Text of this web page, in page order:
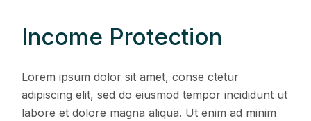
Income Protection
Lorem ipsum dolor sit amet, conse ctetur
adipiscing elit, sed do eiusmod tempor incididunt ut
labore et dolore magna aliqua. Ut enim ad minim